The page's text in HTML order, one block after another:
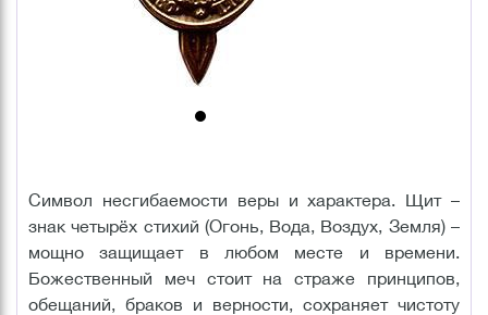
Символ несгибаемости веры и характера. Щит –
знак четырёх стихий (Огонь, Вода, Воздух, Земля) –
мощно защищает в любом месте и времени.
Божественный меч стоит на страже принципов,
обещаний, браков и верности, сохраняет чистоту